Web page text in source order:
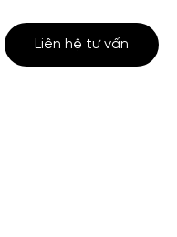
Liên hệ tư vấn